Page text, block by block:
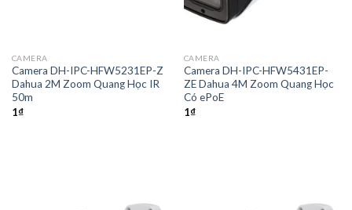
CAMERA
Camera DH-IPC-HFW5231EP-Z
Dahua 2M Zoom Quang Học IR
50m
1₫
CAMERA
Camera DH-IPC-HFW5431EP-
ZE Dahua 4M Zoom Quang Học
Có ePoE
1₫